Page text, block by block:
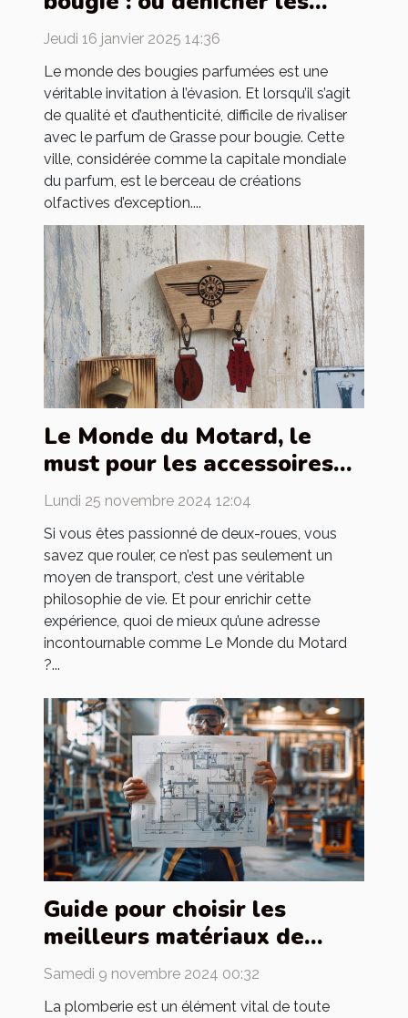
meilleurs ?
Jeudi 16 janvier 2025 14:36
Le monde des bougies parfumées est une
véritable invitation à l’évasion. Et lorsqu’il s’agit
de qualité et d’authenticité, difficile de rivaliser
avec le parfum de Grasse pour bougie. Cette
ville, considérée comme la capitale mondiale
du parfum, est le berceau de créations
olfactives d’exception....
Le Monde du Motard, le
must pour les accessoires
de motards
Lundi 25 novembre 2024 12:04
Si vous êtes passionné de deux-roues, vous
savez que rouler, ce n’est pas seulement un
moyen de transport, c’est une véritable
philosophie de vie. Et pour enrichir cette
expérience, quoi de mieux qu’une adresse
incontournable comme Le Monde du Motard
?...
Guide pour choisir les
meilleurs matériaux de
tuyauterie pour votre
maison
Samedi 9 novembre 2024 00:32
La plomberie est un élément vital de toute